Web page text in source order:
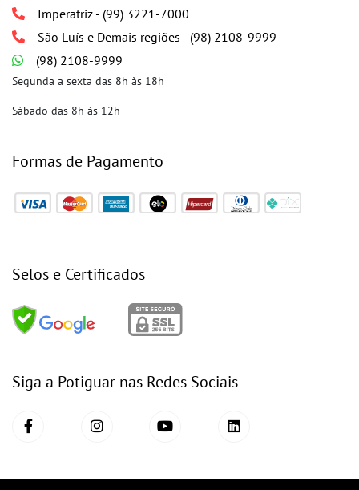
Imperatriz - (99) 3221-7000
São Luís e Demais regiões - (98) 2108-9999
(98) 2108-9999
Segunda a sexta das 8h às 18h
Sábado das 8h às 12h
Formas de Pagamento
Selos e Certificados
Siga a Potiguar nas Redes Sociais